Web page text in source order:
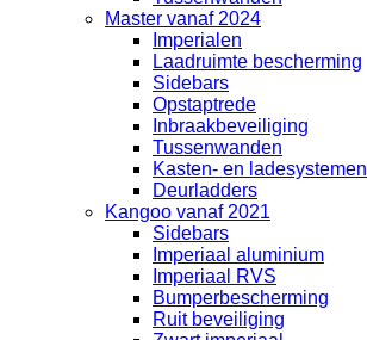
Master vanaf 2024
Imperialen
Laadruimte bescherming
Sidebars
Opstaptrede
Inbraakbeveiliging
Tussenwanden
Kasten- en ladesystemen
Deurladders
Kangoo vanaf 2021
Sidebars
Imperiaal aluminium
Imperiaal RVS
Bumperbescherming
Ruit beveiliging